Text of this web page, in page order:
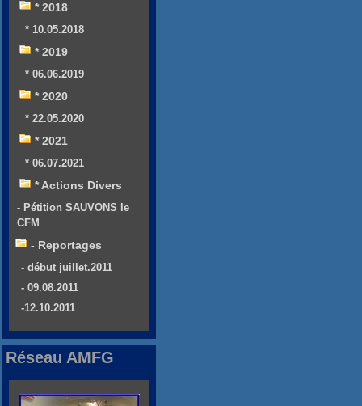
* 2018
* 10.05.2018
* 2019
* 06.06.2019
* 2020
* 22.05.2020
* 2021
* 06.07.2021
* Actions Divers
- Pétition SAUVONS le
CFM
- Reportages
- début juillet.2011
- 09.08.2011
-12.10.2011
Réseau AMFG